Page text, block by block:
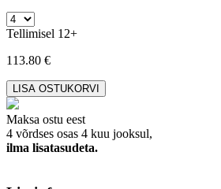
Tellimisel 12+
113.80 €
Maksa ostu eest
4 võrdses osas 4 kuu jooksul,
ilma lisatasudeta.